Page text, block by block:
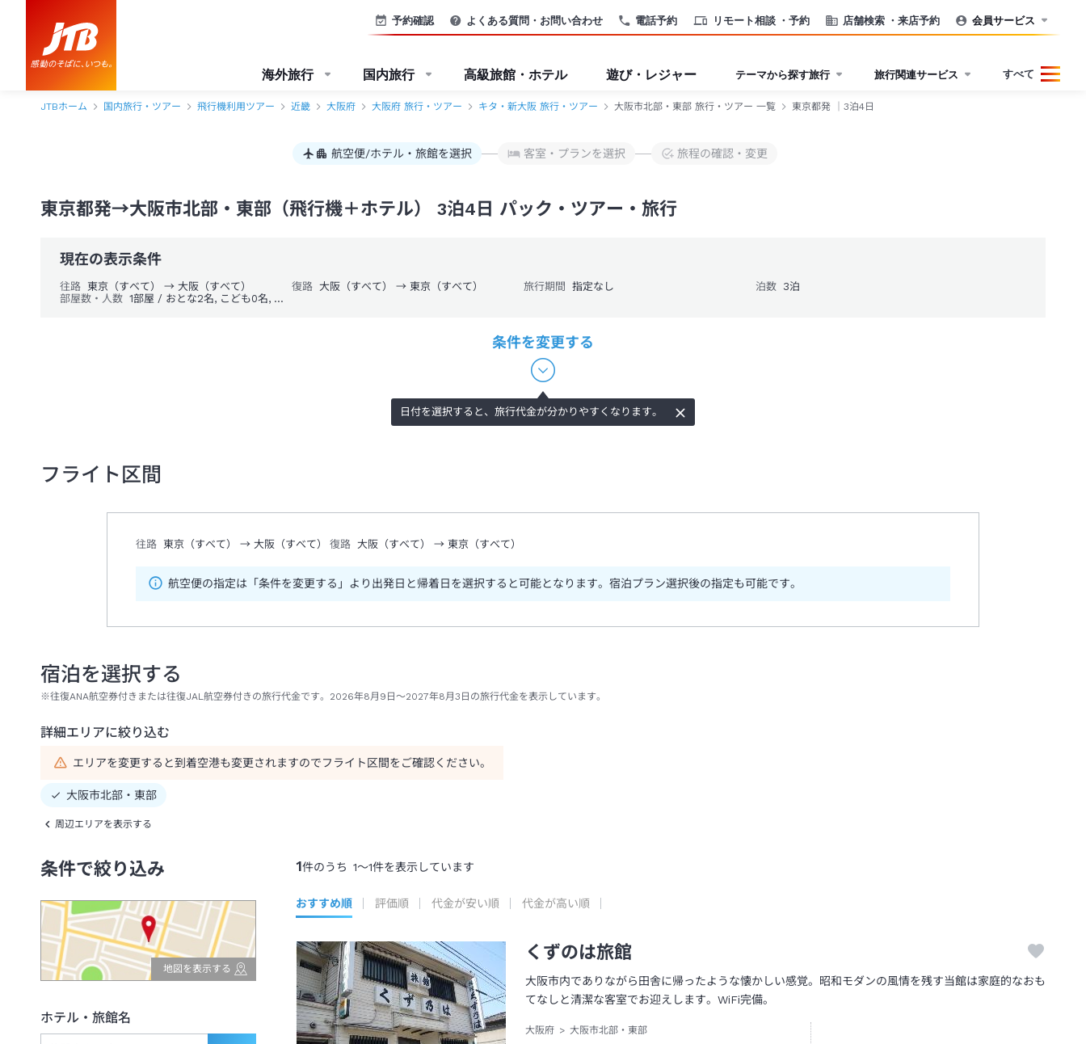
電話予約 リモート相談 ・予約 店舗検索 ・来店予約
予約確認 よくある質問・お問い合わせ 会員サービス
海外旅行 国内旅行 高級旅館・ホテル 遊び・レジャー テーマから探す旅行 旅行関連サービス すべて
JTBホーム 国内旅行・ツアー 飛行機利用ツアー 近畿 大阪府 大阪府 旅行・ツアー キタ・新大阪 旅行・ツアー 大阪市北部・東部 旅行・ツアー 一覧 東京都発 ｜3泊4日
航空便/ホテル・旅館を選択 客室・プランを選択 旅程の確認・変更
東京都発→大阪市北部・東部（飛行機＋ホテル） 3泊4日 パック・ツアー・旅行
現在の表示条件
往路 東京（すべて） → 大阪（すべて） 復路 大阪（すべて） → 東京（すべて） 旅行期間 指定なし 泊数 3泊
部屋数・人数
1部屋 / おとな2名, こども0名, 幼児0名
日付を選択すると、旅行代金が分かりやすくなります。
フライト区間
往路 東京（すべて） → 大阪（すべて） 復路 大阪（すべて） → 東京（すべて）
航空便の指定は「条件を変更する」より出発日と帰着日を選択すると可能となります。宿泊プラン選択後の指定も可能です。
宿泊を選択する
※往復ANA航空券付きまたは往復JAL航空券付きの旅行代金です。2026年8月9日～2027年8月3日の旅行代金を表示しています。
詳細エリアに絞り込む
エリアを変更すると到着空港も変更されますのでフライト区間をご確認ください。
大阪市北部・東部
周辺エリアを表示する
条件で絞り込み
地図を表示する
ホテル・旅館名
1件のうち 1～1件を表示しています
おすすめ順 評価順 代金が安い順 代金が高い順
くずのは旅館
大阪市内でありながら田舎に帰ったような懐かしい感覚。昭和モダンの風情を残す当館は家庭的なおも
てなしと清潔な客室でお迎えします。WiFi完備。
大阪府
大阪市北部・東部